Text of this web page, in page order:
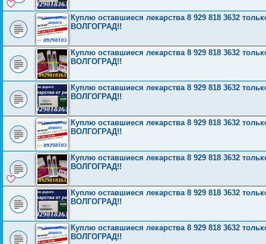
Куплю оставшиеся лекарства 8 929 818 3632
ВОЛГОГРАД!!
Куплю оставшиеся лекарства 8 929 818 3632
ВОЛГОГРАД!!
Куплю оставшиеся лекарства 8 929 818 3632
ВОЛГОГРАД!!
Куплю оставшиеся лекарства 8 929 818 3632
ВОЛГОГРАД!!
Куплю оставшиеся лекарства 8 929 818 3632
ВОЛГОГРАД!!
Куплю оставшиеся лекарства 8 929 818 3632
ВОЛГОГРАД!!
Куплю оставшиеся лекарства 8 929 818 3632
ВОЛГОГРАД!!